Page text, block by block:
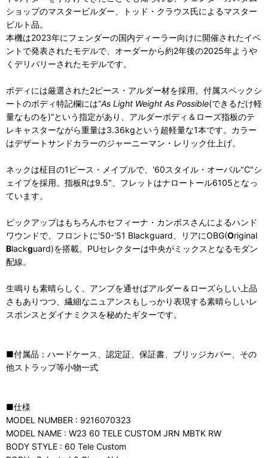
ショップのマスタービルダー、トッド・クラウス氏によるマスター
ビルト品。
本機は2023年にフェンダーの国内ディーラー向けに開催されたイベ
ントで発表されたモデルで、オーダーから約2年後の2025年ようや
くデリバリーされたモデルです。
ボディには厳選された2ピース・アルダー材を採用。付属スペックシ
ートのボディ特記欄には“As Light Weight As Possible(できるだけ軽
量なものを)”という指定があり、アルダーボディ＆ローズ指板のテ
レキャスターながら重量は3.36kgという超軽量な1本です。カラー
はデザートサンドカラーのジャーニーマン・レリック仕上げ。
ネックは柾目の1ピース・メイプルで、'60スタイル・オーバル"C"シ
ェイプを採用。指板Rは9.5"、フレットはナロートール6105となっ
ています。
ピックアップはもちろんホセフィーナ・カンポスさんによるハンド
ワウンドで、フロントに'50-'51 Blackguard、リアにOBG(Original
Blackguard)を搭載。PUセレクターは中央がミックスとなるモダン
配線。
生鳴りも素晴らしく、アンプを通せばアルダー＆ローズらしい上品
さもありつつ、繊細なニュアンスもしっかり表現する素晴らしいレ
スポンスとダイナミクスを秘めたギターです。
■付属品：ハードケース、認定証、保証書、ブリッジカバー、その
他ストラップ等小物一式
■仕様
MODEL NUMBER : 9216070323
MODEL NAME : W23 60 TELE CUSTOM JRN MBTK RW
BODY STYLE : 60 Tele Custom